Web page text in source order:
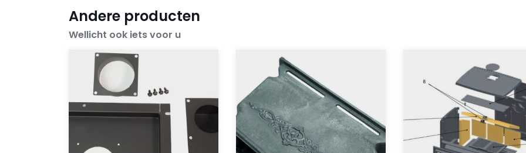
Andere producten
Wellicht ook iets voor u